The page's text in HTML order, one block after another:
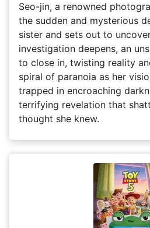
Seo-jin, a renowned
the sudden and mysterious
sister and sets out to
investigation deepens, an
to close in, twisting reality
spiral of paranoia as her
trapped in encroaching
terrifying revelation that
thought she knew.